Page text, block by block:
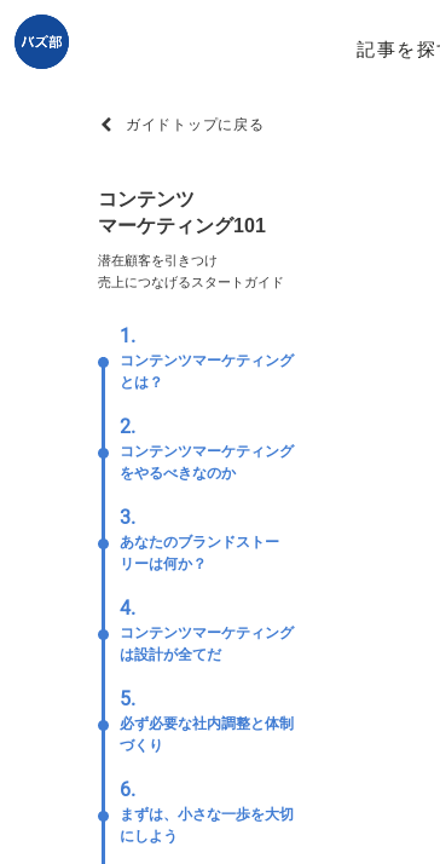
記事を探
ガイドトップに戻る
コンテンツ
マーケティング101
潜在顧客を引きつけ
売上につなげるスタートガイド
1.
コンテンツマーケティング
とは？
2.
コンテンツマーケティング
をやるべきなのか
3.
あなたのブランドストー
リーは何か？
4.
コンテンツマーケティング
は設計が全てだ
5.
必ず必要な社内調整と体制
づくり
6.
まずは、小さな一歩を大切
にしよう